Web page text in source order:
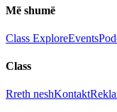
Më shumë
Class ExploreEvents
Class
Rreth neshKontakt